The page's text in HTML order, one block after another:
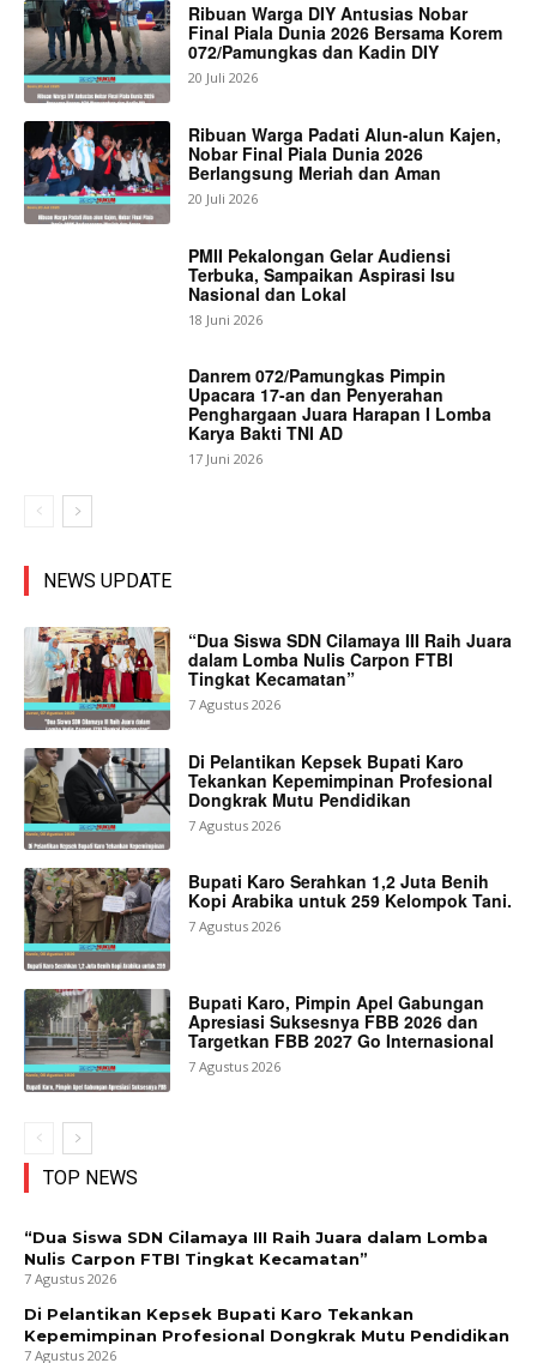
Ribuan Warga DIY Antusias Nobar
Final Piala Dunia 2026 Bersama Korem
072/Pamungkas dan Kadin DIY
20 Juli 2026
Ribuan Warga Padati Alun-alun Kajen,
Nobar Final Piala Dunia 2026
Berlangsung Meriah dan Aman
20 Juli 2026
PMII Pekalongan Gelar Audiensi
Terbuka, Sampaikan Aspirasi Isu
Nasional dan Lokal
18 Juni 2026
Danrem 072/Pamungkas Pimpin
Upacara 17-an dan Penyerahan
Penghargaan Juara Harapan I Lomba
Karya Bakti TNI AD
17 Juni 2026
NEWS UPDATE
“Dua Siswa SDN Cilamaya III Raih Juara
dalam Lomba Nulis Carpon FTBI
Tingkat Kecamatan”
7 Agustus 2026
Di Pelantikan Kepsek Bupati Karo
Tekankan Kepemimpinan Profesional
Dongkrak Mutu Pendidikan
7 Agustus 2026
Bupati Karo Serahkan 1,2 Juta Benih
Kopi Arabika untuk 259 Kelompok Tani.
7 Agustus 2026
Bupati Karo, Pimpin Apel Gabungan
Apresiasi Suksesnya FBB 2026 dan
Targetkan FBB 2027 Go Internasional
7 Agustus 2026
TOP NEWS
“Dua Siswa SDN Cilamaya III Raih Juara dalam Lomba
Nulis Carpon FTBI Tingkat Kecamatan”
7 Agustus 2026
Di Pelantikan Kepsek Bupati Karo Tekankan
Kepemimpinan Profesional Dongkrak Mutu Pendidikan
7 Agustus 2026